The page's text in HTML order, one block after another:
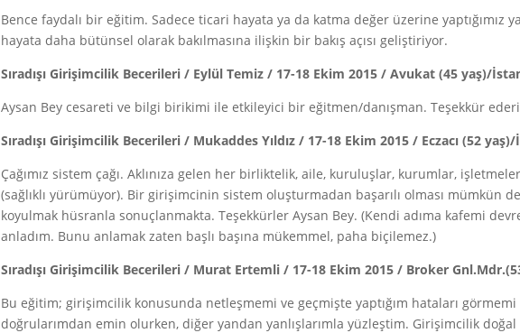
Bence faydalı bir eğitim. Sadece ticari hayata ya da katma değer üzerine yaptığımız
hayata daha bütünsel olarak bakılmasına ilişkin bir bakış açısı geliştiriyor.
Sıradışı Girişimcilik Becerileri / Eylül Temiz / 17-18 Ekim 2015 / Avukat (45 yaş)/
Aysan Bey cesareti ve bilgi birikimi ile etkileyici bir eğitmen/danışman. Teşekkür
Sıradışı Girişimcilik Becerileri / Mukaddes Yıldız / 17-18 Ekim 2015 / Eczacı (52
Çağımız sistem çağı. Aklınıza gelen her birliktelik, aile, kuruluşlar, kurumlar,
(sağlıklı yürümüyor). Bir girişimcinin sistem oluşturmadan başarılı olması mümkün
koyulmak hüsranla sonuçlanmakta. Teşekkürler Aysan Bey. (Kendi adıma kafemi
anladım. Bunu anlamak zaten başlı başına mükemmel, paha biçilemez.)
Sıradışı Girişimcilik Becerileri / Murat Ertemli / 17-18 Ekim 2015 / Broker
Bu eğitim; girişimcilik konusunda netleşmemi ve geçmişte yaptığım hataları görmemi
doğrularımdan emin olurken, diğer yandan yanlışlarımla yüzleştim. Girişimcilik